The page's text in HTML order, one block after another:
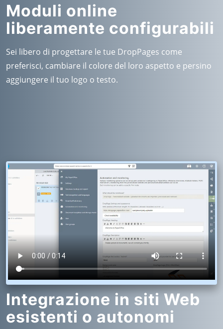
Moduli online
liberamente configurabili
Sei libero di progettare le tue DropPages come
preferisci, cambiare il colore del loro aspetto e persino
aggiungere il tuo logo o testo.
Integrazione in siti Web
esistenti o autonomi